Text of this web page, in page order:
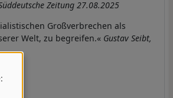
Zeitung 27.08.2025
Großverbrechen als
Welt, zu begreifen.« Gustav Seibt,